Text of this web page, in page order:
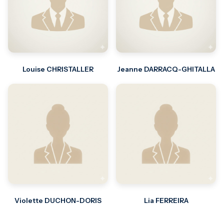
Louise CHRISTALLER Jeanne DARRACQ-GHITALLA
Violette DUCHON-DORIS Lia FERREIRA